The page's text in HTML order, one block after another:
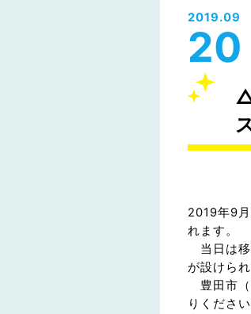
2019.09
20
2019年9
れます。
当日は移
が設けら
豊田市（
りください